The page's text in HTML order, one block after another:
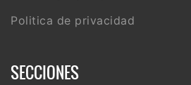
Politica de privacidad
SECCIONES